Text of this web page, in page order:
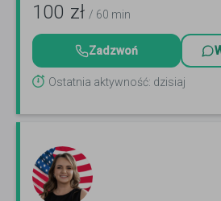
100 zł / 60 min
Zadzwoń
Ostatnia aktywność: dzisiaj